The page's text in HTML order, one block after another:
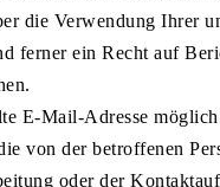
die Verwendung Ihrer
ferner ein Recht auf
E-Mail-Adresse
von der betroffenen
oder der